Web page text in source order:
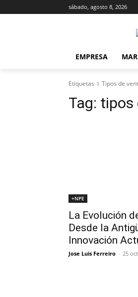
sábado, agosto 8, 2026
EMPRESA
Etiquetas Tipos de
Tag: tipos
+NPE
La Evolución
Desde la
Innovación
Jose Luis Ferreiro - 25